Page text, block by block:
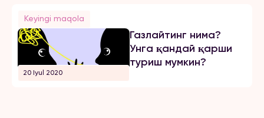
Keyingi maqola
20 Iyul 2020
Газлайтинг нима?
Унга қандай қарши
туриш мумкин?